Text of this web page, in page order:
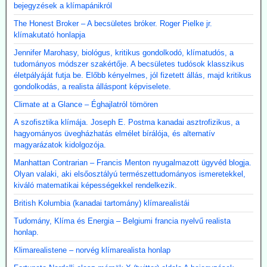
bejegyzések a klímapánikról
The Honest Broker – A becsületes bróker. Roger Pielke jr.
klímakutató honlapja
Jennifer Marohasy, biológus, kritikus gondolkodó, klímatudós, a
tudományos módszer szakértője. A becsületes tudósok klasszikus
életpályáját futja be. Előbb kényelmes, jól fizetett állás, majd kritikus
gondolkodás, a realista álláspont képviselete.
Climate at a Glance – Éghajlatról tömören
A szofisztika klímája. Joseph E. Postma kanadai asztrofizikus, a
hagyományos üvegházhatás elmélet bírálója, és alternatív
magyarázatok kidolgozója.
Manhattan Contrarian – Francis Menton nyugalmazott ügyvéd blogja.
Olyan valaki, aki elsőosztályú természettudományos ismeretekkel,
kiváló matematikai képességekkel rendelkezik.
British Kolumbia (kanadai tartomány) klímarealistái
Tudomány, Klíma és Energia – Belgiumi francia nyelvű realista
honlap.
Klimarealistene – norvég klímarealista honlap